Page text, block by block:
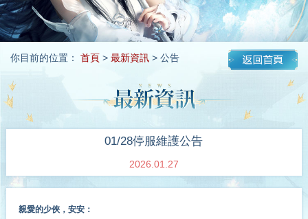
你目前的位置： 首頁> 最新資訊> 公告
01/28停服維護公告
2026.01.27
親愛的少俠，安安：